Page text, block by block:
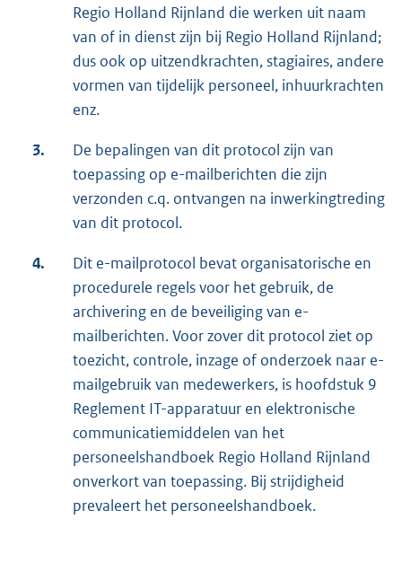
Regio Holland Rijnland die werken uit naam
van of in dienst zijn bij Regio Holland Rijnland;
dus ook op uitzendkrachten, stagiaires, andere
vormen van tijdelijk personeel, inhuurkrachten
enz.
3.
De bepalingen van dit protocol zijn van
toepassing op e-mailberichten die zijn
verzonden c.q. ontvangen na inwerkingtreding
van dit protocol.
4.
Dit e-mailprotocol bevat organisatorische en
procedurele regels voor het gebruik, de
archivering en de beveiliging van e-
mailberichten. Voor zover dit protocol ziet op
toezicht, controle, inzage of onderzoek naar e-
mailgebruik van medewerkers, is hoofdstuk 9
Reglement IT-apparatuur en elektronische
communicatiemiddelen van het
personeelshandboek Regio Holland Rijnland
onverkort van toepassing. Bij strijdigheid
prevaleert het personeelshandboek.